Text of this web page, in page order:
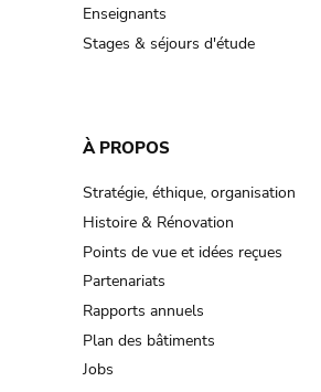
Enseignants
Stages & séjours d'étude
À PROPOS
Stratégie, éthique, organisation
Histoire & Rénovation
Points de vue et idées reçues
Partenariats
Rapports annuels
Plan des bâtiments
Jobs